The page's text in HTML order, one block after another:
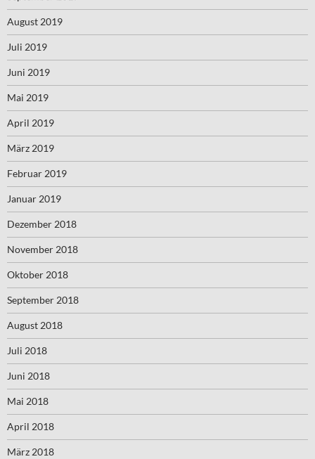
August 2019
Juli 2019
Juni 2019
Mai 2019
April 2019
März 2019
Februar 2019
Januar 2019
Dezember 2018
November 2018
Oktober 2018
September 2018
August 2018
Juli 2018
Juni 2018
Mai 2018
April 2018
März 2018